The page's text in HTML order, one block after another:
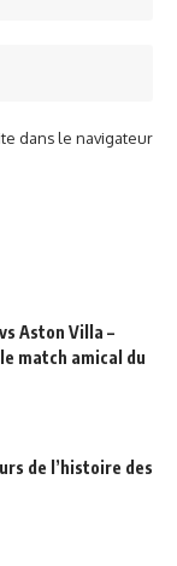
dans le navigateur
Aston Villa –
match amical du
de l’histoire des